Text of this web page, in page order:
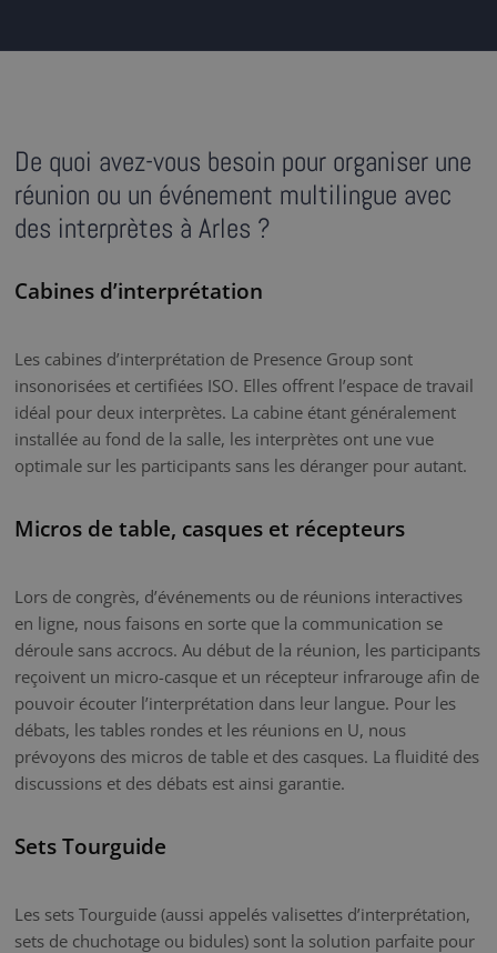
De quoi avez-vous besoin pour organiser une
réunion ou un événement multilingue avec
des interprètes à Arles ?
Cabines d’interprétation
Les cabines d’interprétation de Presence Group sont
insonorisées et certifiées ISO. Elles offrent l’espace de travail
idéal pour deux interprètes. La cabine étant généralement
installée au fond de la salle, les interprètes ont une vue
optimale sur les participants sans les déranger pour autant.
Micros de table, casques et récepteurs
Lors de congrès, d’événements ou de réunions interactives
en ligne, nous faisons en sorte que la communication se
déroule sans accrocs. Au début de la réunion, les participants
reçoivent un micro-casque et un récepteur infrarouge afin de
pouvoir écouter l’interprétation dans leur langue. Pour les
débats, les tables rondes et les réunions en U, nous
prévoyons des micros de table et des casques. La fluidité des
discussions et des débats est ainsi garantie.
Sets Tourguide
Les sets Tourguide (aussi appelés valisettes d’interprétation,
sets de chuchotage ou bidules) sont la solution parfaite pour